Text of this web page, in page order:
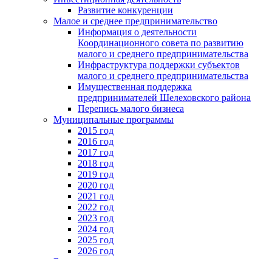
Развитие конкуренции
Малое и среднее предпринимательство
Информация о деятельности
Координационного совета по развитию
малого и среднего предпринимательства
Инфраструктура поддержки субъектов
малого и среднего предпринимательства
Имущественная поддержка
предпринимателей Шелеховского района
Перепись малого бизнеса
Муниципальные программы
2015 год
2016 год
2017 год
2018 год
2019 год
2020 год
2021 год
2022 год
2023 год
2024 год
2025 год
2026 год